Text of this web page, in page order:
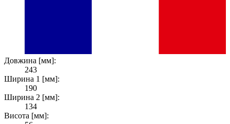
Довжина [мм]:
243
Ширина 1 [мм]:
190
Ширина 2 [мм]:
134
Висота [мм]: